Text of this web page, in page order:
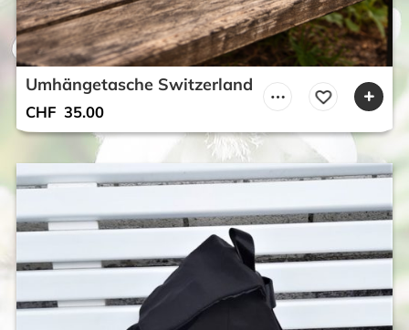
Umhängetasche Switzerland
CHF 35.00